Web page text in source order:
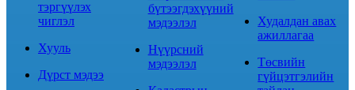
тэргүүлэх
чиглэл
Хууль
Дүрст мэдээ
бүтээгдэхүүний
мэдээлэл
Нүүрсний
мэдээлэл
Худалдан авах
ажиллагаа
Төсвийн
гүйцэтгэлийн